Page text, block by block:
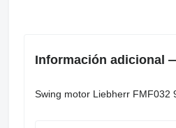
Información adicional
Swing motor Liebherr FMF032